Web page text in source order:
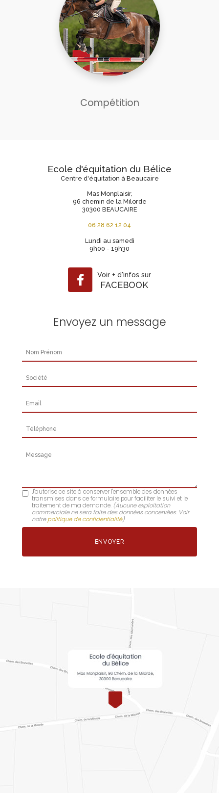
Compétition
Ecole d'équitation du Bélice
Centre d'équitation à Beaucaire
Mas Monplaisir,
96 chemin de la Milorde
30300 BEAUCAIRE
06 28 62 12 04
Lundi au samedi
9h00 - 19h30
Voir + d'infos sur
FACEBOOK
Envoyez un message
Nom Prénom
Société
Email
Téléphone
Message
J'autorise ce site à conserver l'ensemble des données
transmises dans ce formulaire pour faciliter le suivi et le
traitement de ma demande. (Aucune exploitation
commerciale ne sera faite des données concervées. Voir
notrepolitique de confidentialité)